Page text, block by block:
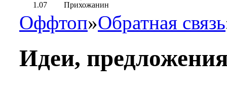
1.07
Прихожанин
Оффтоп»Обратная связь
Идеи,